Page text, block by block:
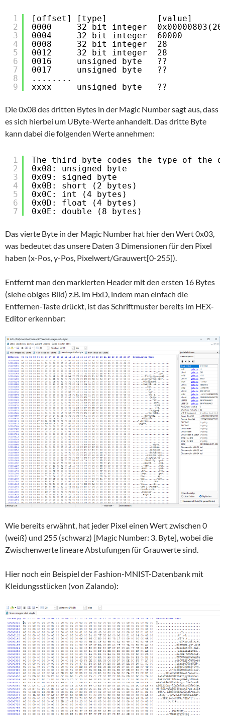
1
2
3
4
5
6
7
8
9
[offset] [type]          [value]
0000     32 bit integer
0004     32 bit integer  60000
0008     32 bit integer  28
0012     32 bit integer  28
0016     unsigned byte   ??
0017     unsigned byte   ??
........
xxxx     unsigned byte   ??
Die 0x08 des dritten Bytes in der Magic Number sagt aus, dass
es sich hierbei um UByte-Werte anhandelt. Das dritte Byte
kann dabei die folgenden Werte annehmen:
1
2
3
4
5
6
7
The third byte codes the type of the
0x08: unsigned byte
0x09: signed byte
0x0B: short (2 bytes)
0x0C: int (4 bytes)
0x0D: float (4 bytes)
0x0E: double (8 bytes)
Das vierte Byte in der Magic Number hat hier den Wert 0x03,
was bedeutet das unsere Daten 3 Dimensionen für den Pixel
haben (x-Pos, y-Pos, Pixelwert/Grauwert[0-255]).
Entfernt man den markierten Header mit den ersten 16 Bytes
(siehe obiges Bild) z.B. im HxD, indem man einfach die
Entfernen-Taste drückt, ist das Schriftmuster bereits im HEX-
Editor erkennbar:
Wie bereits erwähnt, hat jeder Pixel einen Wert zwischen 0
(weiß) und 255 (schwarz) [Magic Number: 3. Byte], wobei die
Zwischenwerte lineare Abstufungen für Grauwerte sind.
Hier noch ein Beispiel der Fashion-MNIST-Datenbank mit
Kleidungsstücken (von Zalando):